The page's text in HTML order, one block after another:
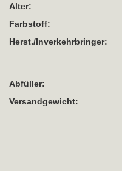
Alter:
Farbstoff:
Herst./Inverkehrbringer:
Abfüller:
Versandgewicht: